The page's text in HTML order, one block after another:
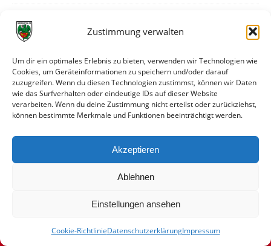
Zustimmung verwalten
Um dir ein optimales Erlebnis zu bieten, verwenden wir Technologien wie
Cookies, um Geräteinformationen zu speichern und/oder darauf
zuzugreifen. Wenn du diesen Technologien zustimmst, können wir Daten
wie das Surfverhalten oder eindeutige IDs auf dieser Website
verarbeiten. Wenn du deine Zustimmung nicht erteilst oder zurückziehst,
können bestimmte Merkmale und Funktionen beeinträchtigt werden.
Akzeptieren
Ablehnen
Einstellungen ansehen
Cookie-RichtlinieDatenschutzerklärungImpressum
31. Juli 2026
30. Juli 2026
Deine Spielminute: 89+1
28. Juli 2026
Neuer Rückensponsor
Neue Podcast-Folge: So tickt Björn!
27. Juli 2026
© VfR Wormatia Worms